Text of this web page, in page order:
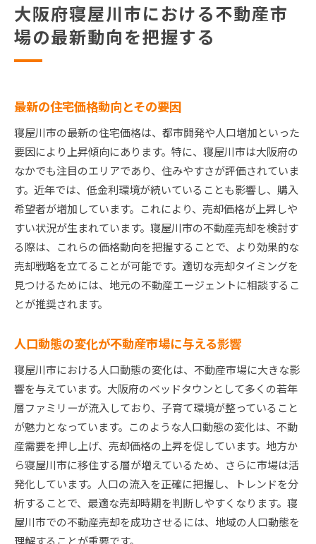
大阪府寝屋川市における不動産市
場の最新動向を把握する
最新の住宅価格動向とその要因
寝屋川市の最新の住宅価格は、都市開発や人口増加といった
要因により上昇傾向にあります。特に、寝屋川市は大阪府の
なかでも注目のエリアであり、住みやすさが評価されていま
す。近年では、低金利環境が続いていることも影響し、購入
希望者が増加しています。これにより、売却価格が上昇しや
すい状況が生まれています。寝屋川市の不動産売却を検討す
る際は、これらの価格動向を把握することで、より効果的な
売却戦略を立てることが可能です。適切な売却タイミングを
見つけるためには、地元の不動産エージェントに相談するこ
とが推奨されます。
人口動態の変化が不動産市場に与える影響
寝屋川市における人口動態の変化は、不動産市場に大きな影
響を与えています。大阪府のベッドタウンとして多くの若年
層ファミリーが流入しており、子育て環境が整っていること
が魅力となっています。このような人口動態の変化は、不動
産需要を押し上げ、売却価格の上昇を促しています。地方か
ら寝屋川市に移住する層が増えているため、さらに市場は活
発化しています。人口の流入を正確に把握し、トレンドを分
析することで、最適な売却時期を判断しやすくなります。寝
屋川市での不動産売却を成功させるには、地域の人口動態を
理解することが重要です。